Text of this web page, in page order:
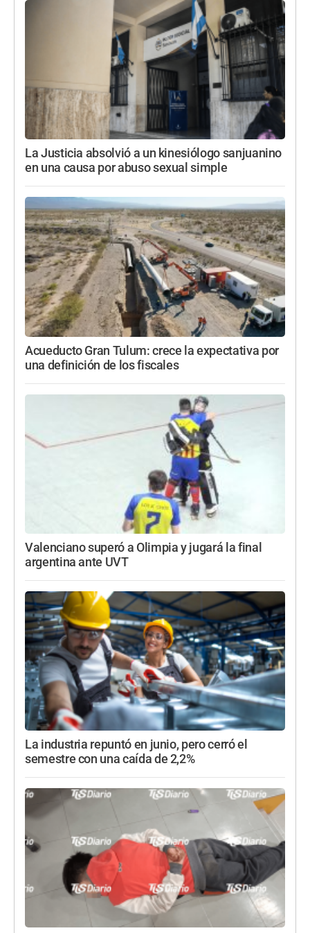
La Justicia absolvió a un kinesiólogo sanjuanino
en una causa por abuso sexual simple
Acueducto Gran Tulum: crece la expectativa por
una definición de los fiscales
Valenciano superó a Olimpia y jugará la final
argentina ante UVT
La industria repuntó en junio, pero cerró el
semestre con una caída de 2,2%